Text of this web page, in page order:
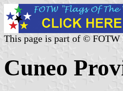
This page is part of ©
Cuneo